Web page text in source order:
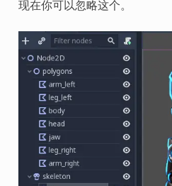
现在你可以忽略这个。